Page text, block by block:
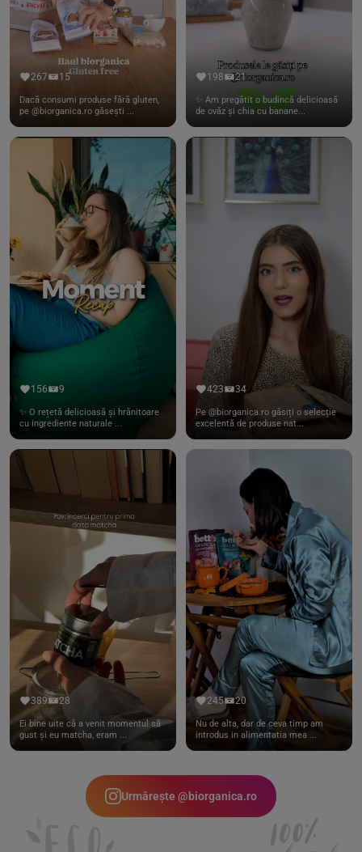
267 15
Dacă consumi produse fără gluten,
pe @biorganica.ro găsești ...
198 21
✨ Am pregătit o budincă delicioasă
de ovăz și chia cu banane...
156 9
✨ O rețetă delicioasă și hrănitoare
cu ingrediente naturale ...
423 34
Pe @biorganica.ro găsiți o selecție
excelentă de produse nat...
389 28
Ei bine uite că a venit momentul să
gust și eu matcha, eram ...
245 20
Nu de alta, dar de ceva timp am
introdus in alimentatia mea ...
Urmărește @biorganica.ro